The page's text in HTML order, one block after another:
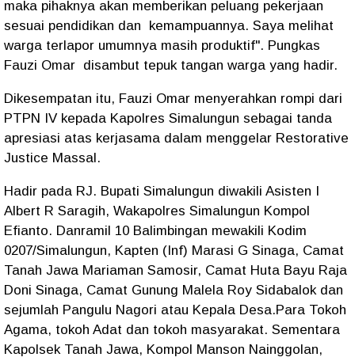
maka pihaknya akan memberikan peluang pekerjaan
sesuai pendidikan dan kemampuannya. Saya melihat
warga terlapor umumnya masih produktif". Pungkas
Fauzi Omar disambut tepuk tangan warga yang hadir.
Dikesempatan itu, Fauzi Omar menyerahkan rompi dari
PTPN IV kepada Kapolres Simalungun sebagai tanda
apresiasi atas kerjasama dalam menggelar Restorative
Justice Massal.
Hadir pada RJ. Bupati Simalungun diwakili Asisten I
Albert R Saragih, Wakapolres Simalungun Kompol
Efianto. Danramil 10 Balimbingan mewakili Kodim
0207/Simalungun, Kapten (Inf) Marasi G Sinaga, Camat
Tanah Jawa Mariaman Samosir, Camat Huta Bayu Raja
Doni Sinaga, Camat Gunung Malela Roy Sidabalok dan
sejumlah Pangulu Nagori atau Kepala Desa.Para Tokoh
Agama, tokoh Adat dan tokoh masyarakat. Sementara
Kapolsek Tanah Jawa, Kompol Manson Nainggolan,